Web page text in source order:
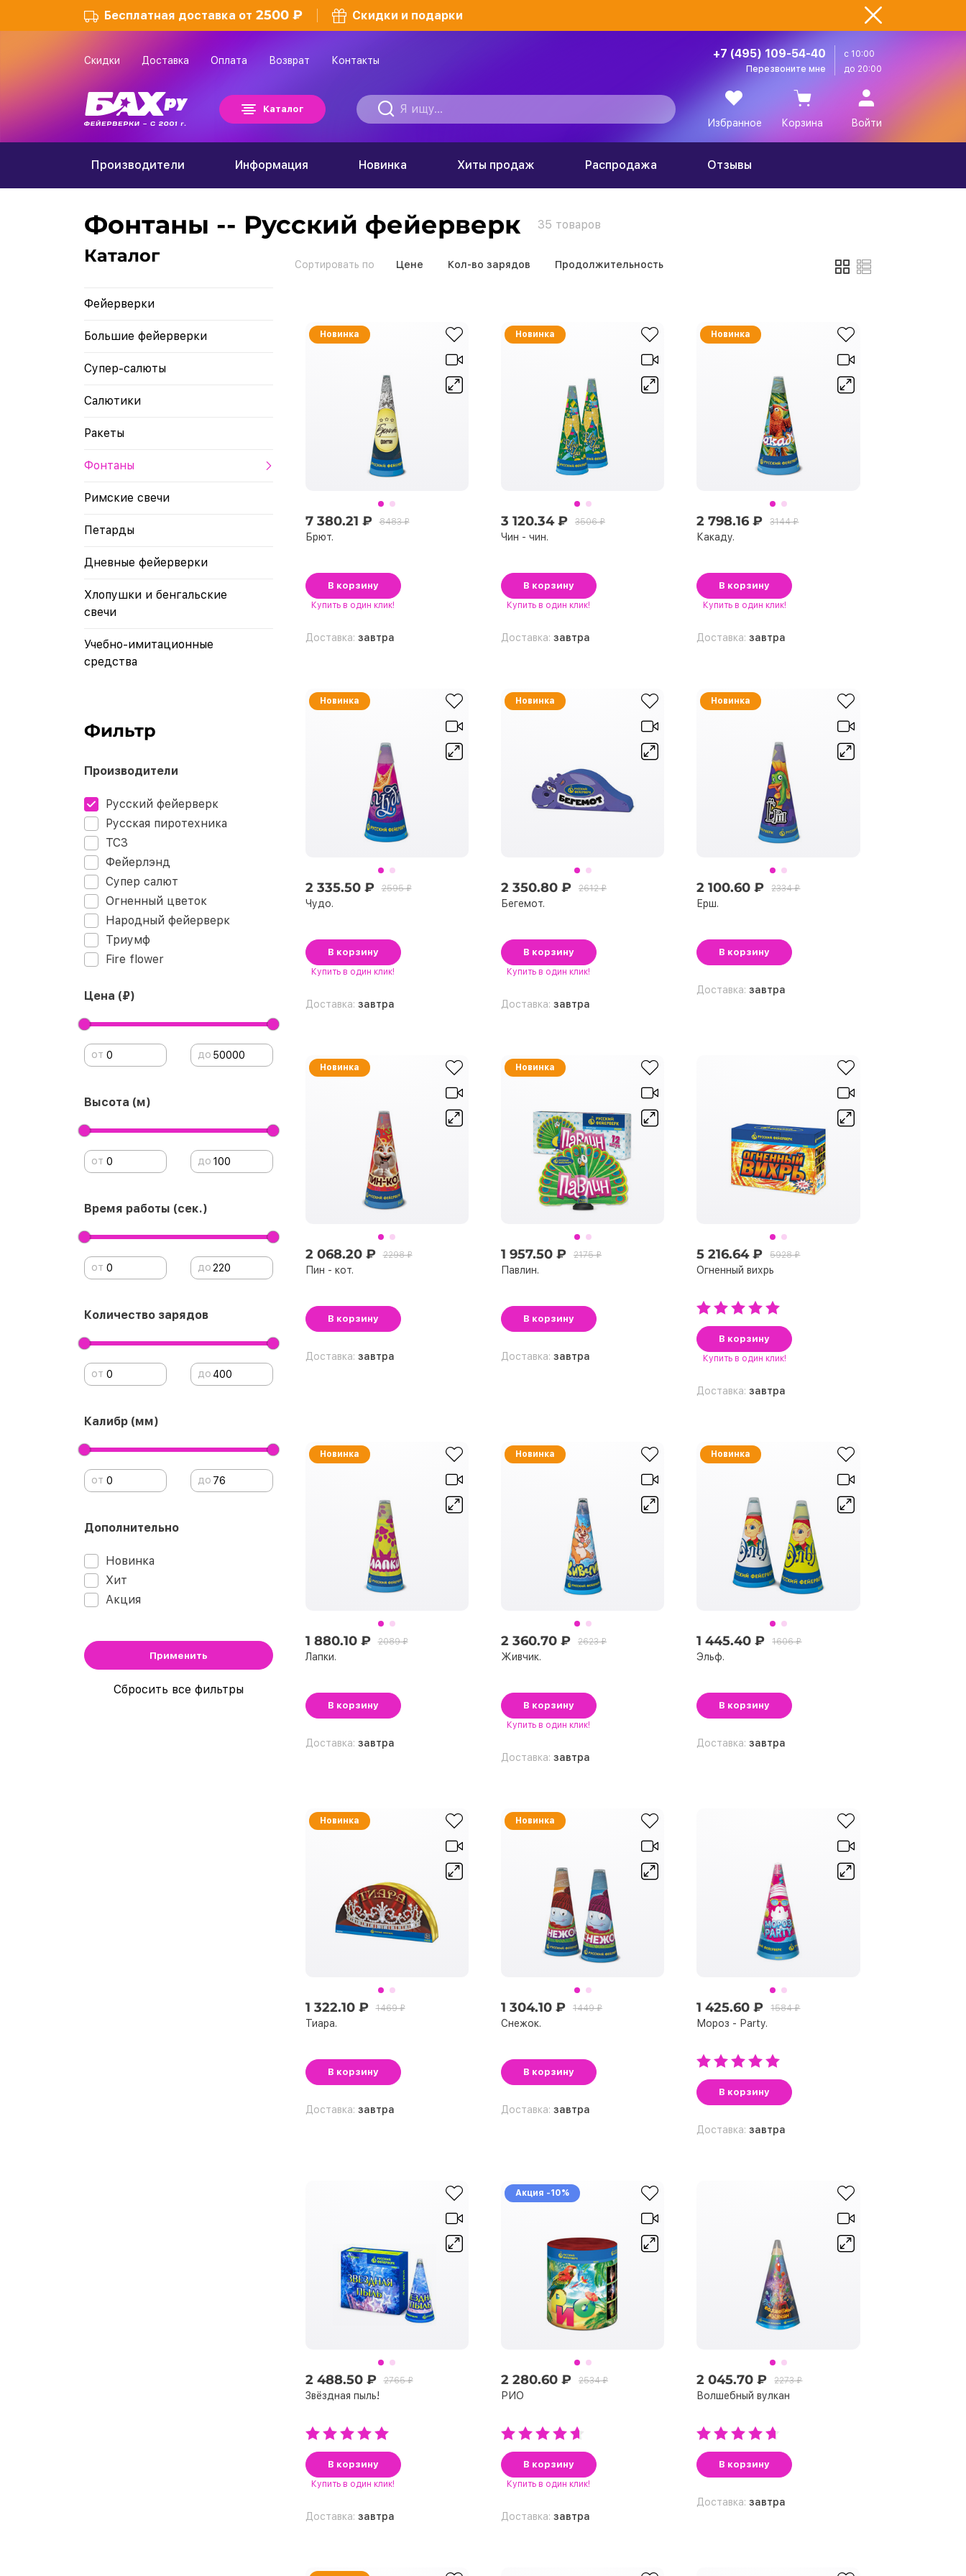
Бесплатная доставка от 2500 ₽ Скидки и подарки
Скидки Доставка Оплата Возврат Контакты +7 (495) 109-54-40
Перезвоните мне
с 10:00
до 20:00
Каталог
Избранное Корзина Войти
Производители Информация Новинка Хиты продаж Распродажа Отзывы
Фонтаны -- Русский фейерверк 35 товаров
Каталог
Фейерверки
Большие фейерверки
Супер-салюты
Салютики
Ракеты
Фонтаны
Римские свечи
Петарды
Дневные фейерверки
Хлопушки и бенгальские
свечи
Учебно-имитационные
средства
Фильтр
Производители
Русский фейерверк
Русская пиротехника
ТСЗ
Фейерлэнд
Супер салют
Огненный цветок
Народный фейерверк
Триумф
Fire flower
Цена (₽)
от до
Высота (м)
от до
Время работы (сек.)
от до
Количество зарядов
от до
Калибр (мм)
от до
Дополнительно
Новинка
Хит
Акция
Применить
Сбросить все фильтры
Сортировать по Цене Кол-во зарядов Продолжительность
Новинка
7 380.21 ₽ 8483 ₽
Брют.
В корзину
Купить в один клик!
Доставка: завтра
Новинка
3 120.34 ₽ 3506 ₽
Чин - чин.
В корзину
Купитьв один клик!
Доставка: завтра
Новинка
2 798.16 ₽ 3144 ₽
Какаду.
В корзину
Купить в один клик!
Доставка:завтра
Новинка
2 335.50 ₽ 2595 ₽
Чудо.
В корзину
Купить в один клик!
Доставка: завтра
Новинка
2 350.80 ₽ 2612 ₽
Бегемот.
В корзину
Купитьв один клик!
Доставка: завтра
Новинка
2 100.60 ₽ 2334 ₽
Ерш.
В корзину
Доставка:завтра
Новинка
2 068.20 ₽ 2298 ₽
Пин - кот.
В корзину
Доставка: завтра
Новинка
1 957.50 ₽ 2175 ₽
Павлин.
В корзину
Доставка: завтра
5 216.64 ₽ 5928 ₽
Огненный вихрь
В корзину
Купить в один клик!
Доставка:завтра
Новинка
1 880.10 ₽ 2089 ₽
Лапки.
В корзину
Доставка: завтра
Новинка
2 360.70 ₽ 2623 ₽
Живчик.
В корзину
Купитьв один клик!
Доставка: завтра
Новинка
1 445.40 ₽ 1606 ₽
Эльф.
В корзину
Доставка:завтра
Новинка
1 322.10 ₽ 1469 ₽
Тиара.
В корзину
Доставка: завтра
Новинка
1 304.10 ₽ 1449 ₽
Снежок.
В корзину
Доставка: завтра
1 425.60 ₽ 1584 ₽
Мороз - Рarty.
В корзину
Доставка:завтра
2 488.50 ₽ 2765 ₽
Звёздная пыль!
В корзину
Купить в один клик!
Доставка: завтра
Акция -10%
2 280.60 ₽ 2534 ₽
РИО
В корзину
Купитьв один клик!
Доставка: завтра
2 045.70 ₽ 2273 ₽
Волшебный вулкан
В корзину
Доставка:завтра